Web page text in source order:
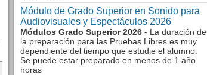
Módulo de Grado Superior en Sonido para
Audiovisuales y Espectáculos 2026
Módulos Grado Superior 2026 - La duración de
la preparación para las Pruebas Libres es muy
dependiente del tiempo que estudie el alumno.
Se puede estar preparado en menos de 1 año
horas